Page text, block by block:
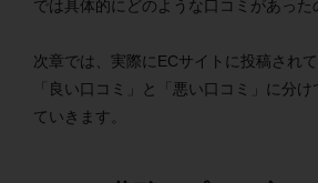
では具体的にどのような口コミがあった
次章では、実際にECサイトに投稿され
「良い口コミ」と「悪い口コミ」に分
ていきます。